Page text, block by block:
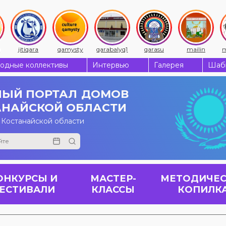
jitiqara qamysty qarabalyq1 qarasu mailin
коллективы Интервью Галерея
ПОРТАЛ ДОМОВ
ОБЛАСТИ
области
И
МАСТЕР-
КЛАССЫ